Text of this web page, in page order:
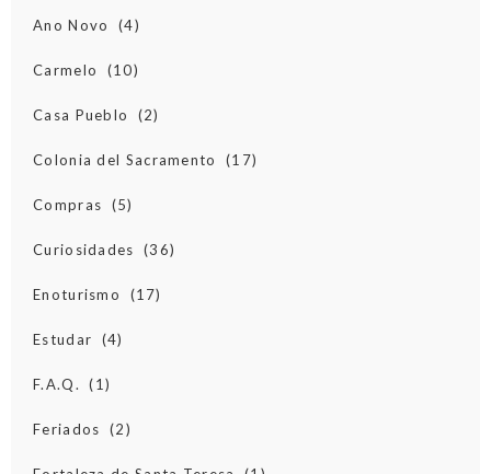
Ano Novo (4)
Carmelo (10)
Casa Pueblo (2)
Colonia del Sacramento (17)
Compras (5)
Curiosidades (36)
Enoturismo (17)
Estudar (4)
F.A.Q. (1)
Feriados (2)